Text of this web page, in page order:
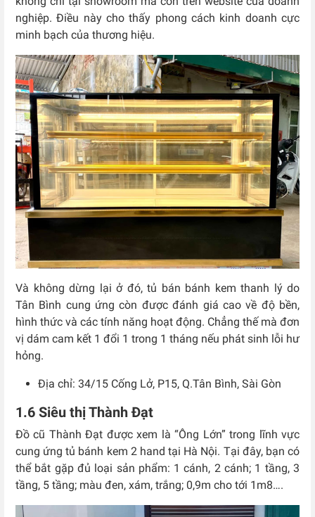
nghiệp. Điều này cho thấy phong cách kinh doanh cực
minh bạch của thương hiệu.
Và không dừng lại ở đó, tủ bán bánh kem thanh lý do
Tân Bình cung ứng còn được đánh giá cao về độ bền,
hình thức và các tính năng hoạt động. Chẳng thế mà đơn
vị dám cam kết 1 đổi 1 trong 1 tháng nếu phát sinh lỗi hư
hỏng.
Địa chỉ: 34/15 Cống Lở, P15, Q.Tân Bình, Sài Gòn
1.6 Siêu thị Thành Đạt
Đồ cũ Thành Đạt được xem là “Ông Lớn” trong lĩnh vực
cung ứng tủ bánh kem 2 hand tại Hà Nội. Tại đây, bạn có
thể bắt gặp đủ loại sản phẩm: 1 cánh, 2 cánh; 1 tầng, 3
tầng, 5 tầng; màu đen, xám, trắng; 0,9m cho tới 1m8….